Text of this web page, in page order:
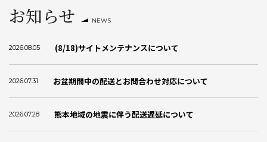
お知らせ NEWS
2026.08.05 (8/18)サイトメンテナンスについて
2026.07.31 お盆期間中の配送とお問合わせ対応について
2026.07.28 熊本地域の地震に伴う配送遅延について